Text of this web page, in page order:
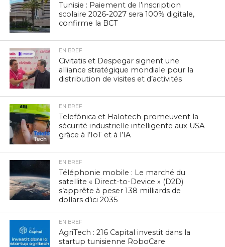
Tunisie : Paiement de l’inscription
scolaire 2026-2027 sera 100% digitale,
confirme la BCT
EN BREF
Civitatis et Despegar signent une
alliance stratégique mondiale pour la
distribution de visites et d’activités
EN BREF
Telefónica et Halotech promeuvent la
sécurité industrielle intelligente aux USA
grâce à l’IoT et à l’IA
EN BREF
Téléphonie mobile : Le marché du
satellite « Direct-to-Device » (D2D)
s’apprête à peser 138 milliards de
dollars d’ici 2035
EN BREF
AgriTech : 216 Capital investit dans la
startup tunisienne RoboCare